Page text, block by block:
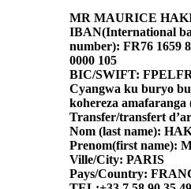
MR MAURICE
IBAN(International
number): FR76 1659
0000 105
BIC/SWIFT:
Cyangwa ku buryo
kohereza amafaranga
Transfer/transfert
Nom (last name):
Prenom(first name):
Ville/City: PARIS
Pays/Country: